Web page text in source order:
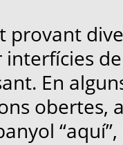
provant
En
obertes,